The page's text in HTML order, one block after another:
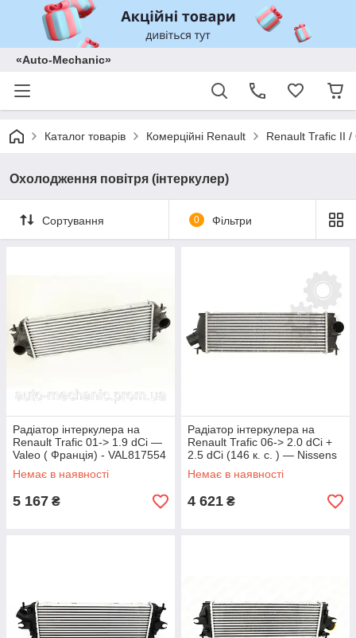
«Auto-Mechanic»
Каталог товарів Комерційні Renault Renault Trafic II
Охолодження повітря (інтеркулер)
Сортування 0 Фільтри
Радіатор інтеркулера на
Renault Trafic 01-> 1.9 dCi —
Valeo ( Франція) - VAL817554
Немає в наявності
5 167 ₴
Радіатор інтеркулера на
Renault Trafic 06-> 2.0 dCi +
2.5 dCi (146 к. с. ) — Nissens
(Данія) - NIS 96583
Немає в наявності
4 621 ₴